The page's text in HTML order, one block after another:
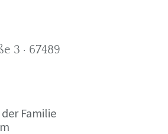
3 · 67489
Familie